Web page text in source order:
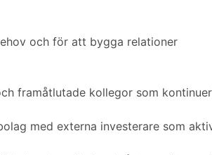
och för att bygga relationer
framåtlutade kollegor som
med externa investerare som